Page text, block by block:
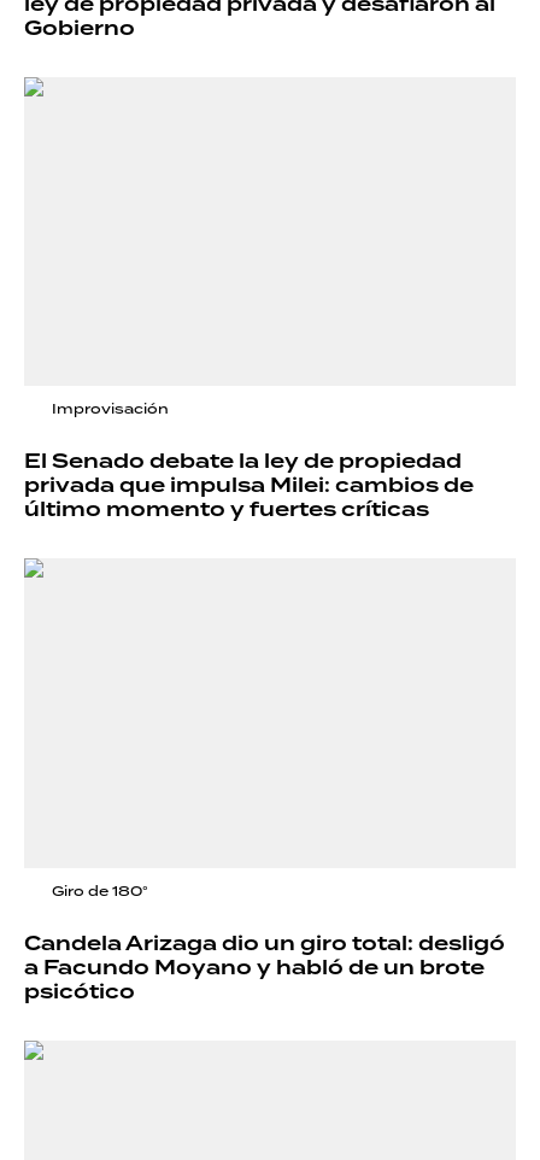
Gobierno
Improvisación
El Senado debate la ley de propiedad
privada que impulsa Milei: cambios de
último momento y fuertes críticas
Giro de 180°
Candela Arizaga dio un giro total: desligó
a Facundo Moyano y habló de un brote
psicótico